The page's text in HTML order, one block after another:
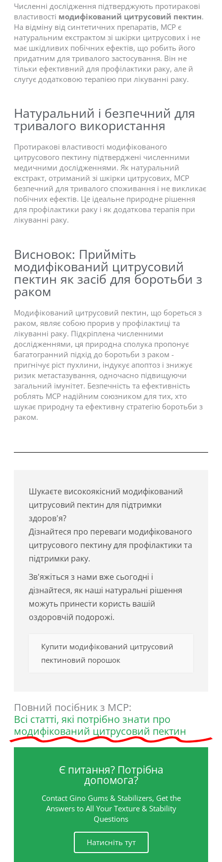
Численні дослідження підтверджують протиракові
властивості модифікований цитрусовий пектин.
На відміну від синтетичних препаратів, MCP є
натуральним екстрактом зі шкірки цитрусових і не
має шкідливих побічних ефектів, що робить його
придатним для тривалого застосування. Він не
тільки ефективний для профілактики раку, але й
слугує додатковою терапією при лікуванні раку.
Натуральний і безпечний для
тривалого використання
Протиракові властивості модифікованого
цитрусового пектину підтверджені численними
медичними дослідженнями. Як натуральний
екстракт, отриманий зі шкірки цитрусових, MCP
безпечний для тривалого споживання і не викликає
побічних ефектів. Це ідеальне природне рішення
для профілактики раку і як додаткова терапія при
лікуванні раку.
Висновок: Прийміть
модифікований цитрусовий
пектин як засіб для боротьби з
раком
Модифікований цитрусовий пектин, що бореться з
раком, являє собою прорив у профілактиці та
лікуванні раку. Підкріплена численними
дослідженнями, ця природна сполука пропонує
багатогранний підхід до боротьби з раком -
пригнічує ріст пухлини, індукує апоптоз і знижує
ризик метастазування, одночасно підвищуючи
загальний імунітет. Безпечність та ефективність
роблять MCP надійним союзником для тих, хто
шукає природну та ефективну стратегію боротьби з
раком.
Шукаєте високоякісний модифікований
цитрусовий пектин для підтримки
здоров'я?
Дізнайтеся про переваги модифікованого
цитрусового пектину для профілактики та
підтримки раку.
Зв'яжіться з нами вже сьогодні і
дізнайтеся, як наші натуральні рішення
можуть принести користь вашій
оздоровчій подорожі.
Купити модифікований цитрусовий
пектиновий порошок
Повний посібник з MCP:
Всі статті, які потрібно знати про
модифікований цитрусовий пектин
Є питання? Потрібна
допомога?
Contact Gino Gums & Stabilizers, Get the
Answers to All Your Texture & Stability
Questions
Натисніть тут